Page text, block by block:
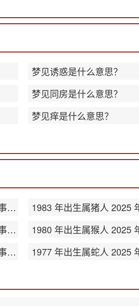
梦见诱惑是什么意思？
梦见同房是什么意思？
梦见痒是什么意思？
1984 年出生属鼠人 2025 年事业运势
1981 年出生属鸡人 2025 年事业运势
1978 年出生属马人 2025 年事业运势